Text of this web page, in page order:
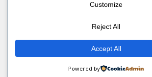
Beranda Redaksi Kode Etik
Disclaimer
Redaksi Rakyat©2026
Customize
Reject All
Accept All
Powered by